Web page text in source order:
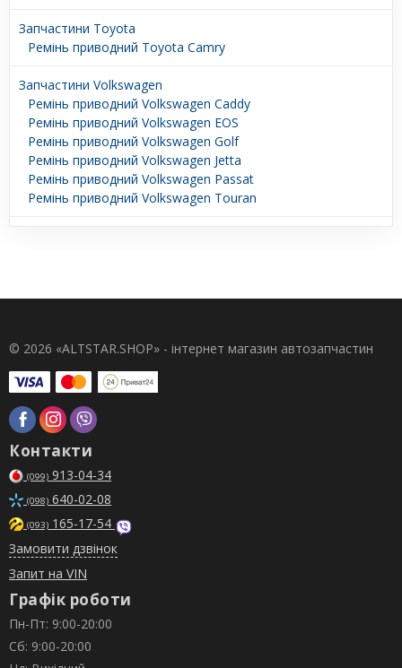
Запчастини Toyota
Ремінь приводний Toyota Camry
Запчастини Volkswagen
Ремінь приводний Volkswagen Caddy
Ремінь приводний Volkswagen EOS
Ремінь приводний Volkswagen Golf
Ремінь приводний Volkswagen Jetta
Ремінь приводний Volkswagen Passat
Ремінь приводний Volkswagen Touran
© 2026 «ALTSTAR.SHOP» - інтернет магазин автозапчастин
Контакти
(099) 913-04-34
(098) 640-02-08
(093) 165-17-54
Замовити дзвінок
Запит на VIN
Графік роботи
Пн-Пт: 9:00-20:00
Сб: 9:00-20:00